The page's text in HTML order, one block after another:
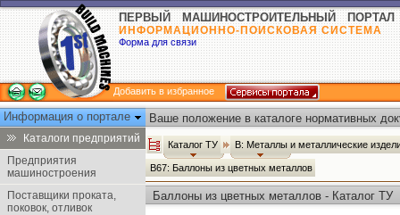
ПЕРВЫЙ МАШИНОСТРОИТЕЛЬНЫЙ ПОРТАЛ
ИНФОРМАЦИОННО-ПОИСКОВАЯ СИСТЕМА
Форма для связи
Добавить в избранное
Информация о портале
Каталоги предприятий
Предприятия
машиностроения
Поставщики проката,
поковок, отливок
Ваше положение в каталоге нормативных
Каталог ТУ В: Металлы и металлические
В67: Баллоны из цветных металлов
Баллоны из цветных металлов - Каталог ТУ